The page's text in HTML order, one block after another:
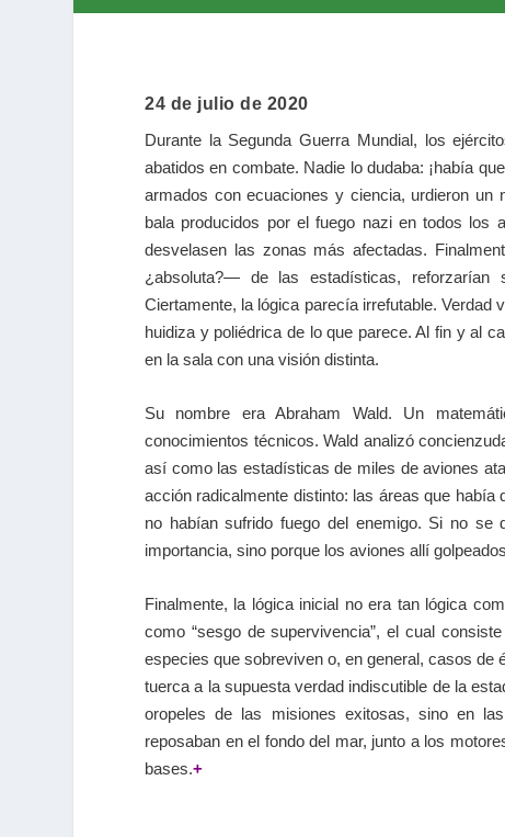
24 de julio de 2020
Durante la Segunda Guerra Mundial, los
abatidos en combate. Nadie lo dudaba: ¡había
armados con ecuaciones y ciencia, urdieron un
bala producidos por el fuego nazi en todos los
desvelasen las zonas más afectadas.
¿absoluta?— de las estadísticas,
Ciertamente, la lógica parecía irrefutable.
huidiza y poliédrica de lo que parece. Al fin y al
en la sala con una visión distinta.
Su nombre era Abraham Wald. Un
conocimientos técnicos. Wald analizó
así como las estadísticas de miles de aviones
acción radicalmente distinto: las áreas que
no habían sufrido fuego del enemigo. Si no se
importancia, sino porque los aviones allí
Finalmente, la lógica inicial no era tan lógica
como “sesgo de supervivencia”, el cual
especies que sobreviven o, en general, casos de
tuerca a la supuesta verdad indiscutible de la
oropeles de las misiones exitosas, sino en
reposaban en el fondo del mar, junto a los
bases.+